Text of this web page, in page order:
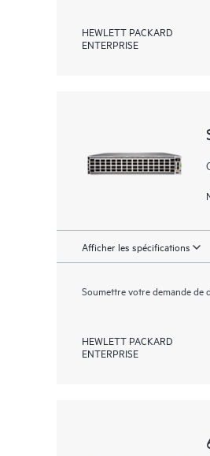
HEWLETT PACKARD
ENTERPRISE
Afficher les spécifications
Soumettre votre demande de
HEWLETT PACKARD
ENTERPRISE